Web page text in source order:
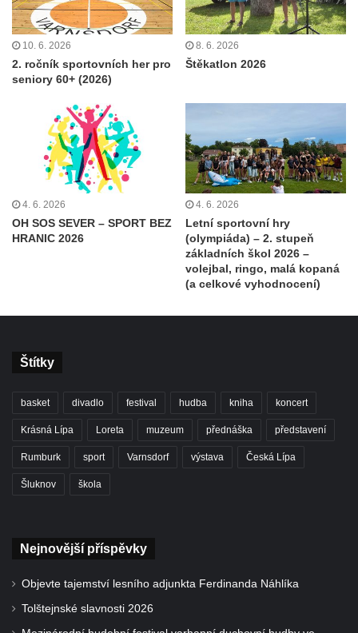
10. 6. 2026
2. ročník sportovních her pro
seniory 60+ (2026)
8. 6. 2026
Štěkatlon 2026
4. 6. 2026
OH SOS SEVER – SPORT BEZ
HRANIC 2026
4. 6. 2026
Letní sportovní hry
(olympiáda) – 2. stupeň
základních škol 2026 –
volejbal, ringo, malá kopaná
(a celkové vyhodnocení)
Štítky
basket divadlo festival hudba kniha koncert
Krásná Lípa Loreta muzeum přednáška představení
Rumburk sport Varnsdorf výstava Česká Lípa
Šluknov škola
Nejnovější příspěvky
Objevte tajemství lesního adjunkta Ferdinanda Náhlíka
Tolštejnské slavnosti 2026